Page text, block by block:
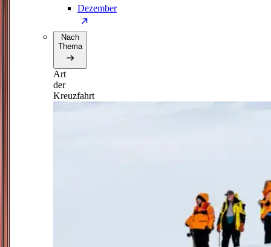
Dezember
Nach
Thema
Art
der
Kreuzfahrt